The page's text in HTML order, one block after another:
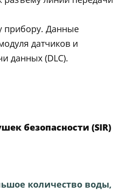
прибору. Данные
датчиков и
данных (DLC).
безопасности (SIR)
количество воды,